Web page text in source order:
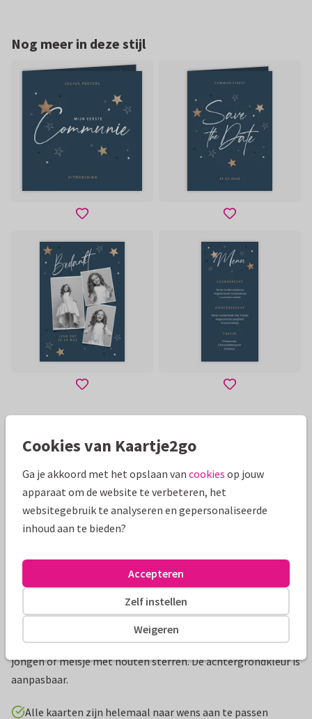
Nog meer in deze stijl
Productinformatie
Stijlvolle uitnodigingskaart voor een vormsel voor een
jongen of meisje met houten sterren. De achtergrondkleur is
aanpasbaar.
Alle kaarten zijn helemaal naar wens aan te passen
Cookies van Kaartje2go
Ga je akkoord met het opslaan van cookies op jouw
apparaat om de website te verbeteren, het
websitegebruik te analyseren en gepersonaliseerde
inhoud aan te bieden?
Weigeren
Zelf instellen
Accepteren